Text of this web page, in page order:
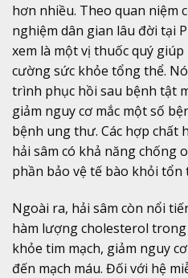
hơn nhiều. Theo quan niệm
nghiệm dân gian lâu đời tại
xem là một vị thuốc quý
cường sức khỏe tổng thể.
trình phục hồi sau bệnh tật
giảm nguy cơ mắc một số
bệnh ung thư. Các hợp
hải sâm có khả năng chống
phần bảo vệ tế bào khỏi tổn
Ngoài ra, hải sâm còn nổi
hàm lượng cholesterol
khỏe tim mạch, giảm nguy
đến mạch máu. Đối với hệ